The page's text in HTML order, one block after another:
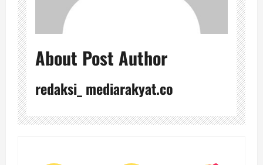
About Post Author
redaksi_ mediarakyat.co